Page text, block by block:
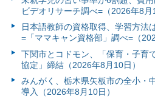
ビデオリサーチ調べ=（2026年8月
日本語教師の資格取得、学習方法
=「ママキャン資格部」調べ=（
下関市とコドモン、「保育・子育
協定」締結（2026年8月10日）
みんがく、栃木県矢板市の全小・
導入（2026年8月10日）